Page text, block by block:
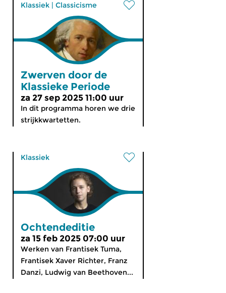
Klassiek | Classicisme
Zwerven door de
Klassieke Periode
za 27 sep 2025 11:00 uur
In dit programma horen we drie
strijkkwartetten.
Klassiek
Ochtendeditie
za 15 feb 2025 07:00 uur
Werken van Frantisek Tuma,
Frantisek Xaver Richter, Franz
Danzi, Ludwig van Beethoven...